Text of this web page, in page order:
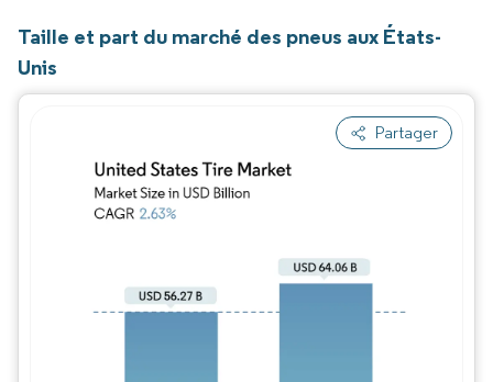
Taille et part du marché des pneus aux États-
Unis
Partager